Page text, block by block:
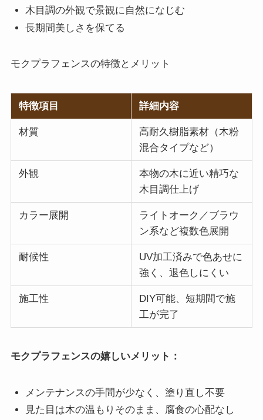
木目調の外観で景観に自然になじむ
長期間美しさを保てる
モクプラフェンスの特徴とメリット
特徴項目 詳細内容
材質
高耐久樹脂素材（木粉
混合タイプなど）
外観
本物の木に近い精巧な
木目調仕上げ
カラー展開
ライトオーク／ブラウ
ン系など複数色展開
耐候性
UV加工済みで色あせに
強く、退色しにくい
施工性
DIY可能、短期間で施
工が完了
モクプラフェンスの嬉しいメリット：
メンテナンスの手間が少なく、塗り直し不要
見た目は木の温もりそのまま、腐食の心配なし